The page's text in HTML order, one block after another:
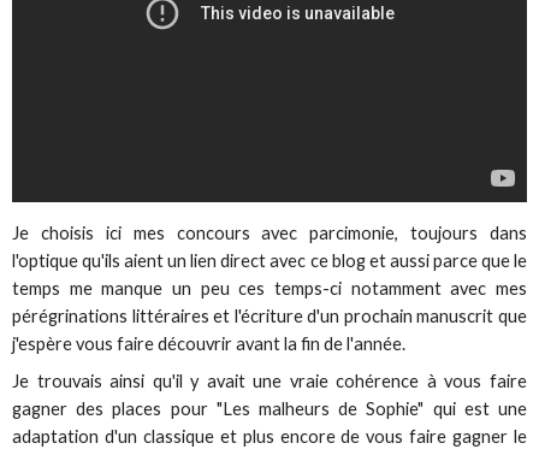
Je choisis ici mes concours avec parcimonie, toujours dans
l'optique qu'ils aient un lien direct avec ce blog et aussi parce que le
temps me manque un peu ces temps-ci notamment avec mes
pérégrinations littéraires et l'écriture d'un prochain manuscrit que
j'espère vous faire découvrir avant la fin de l'année.
Je trouvais ainsi qu'il y avait une vraie cohérence à vous faire
gagner des places pour "Les malheurs de Sophie" qui est une
adaptation d'un classique et plus encore de vous faire gagner le